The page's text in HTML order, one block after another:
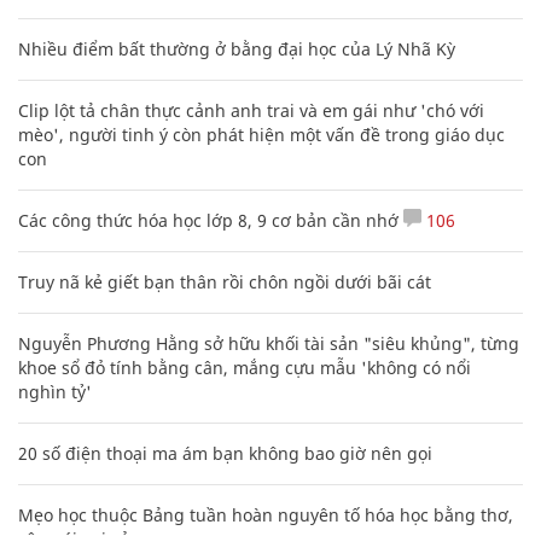
Nhiều điểm bất thường ở bằng đại học của Lý Nhã Kỳ
Clip lột tả chân thực cảnh anh trai và em gái như 'chó với
mèo', người tinh ý còn phát hiện một vấn đề trong giáo dục
con
Các công thức hóa học lớp 8, 9 cơ bản cần nhớ 106
Truy nã kẻ giết bạn thân rồi chôn ngồi dưới bãi cát
Nguyễn Phương Hằng sở hữu khối tài sản "siêu khủng", từng
khoe sổ đỏ tính bằng cân, mắng cựu mẫu 'không có nổi
nghìn tỷ'
20 số điện thoại ma ám bạn không bao giờ nên gọi
Mẹo học thuộc Bảng tuần hoàn nguyên tố hóa học bằng thơ,